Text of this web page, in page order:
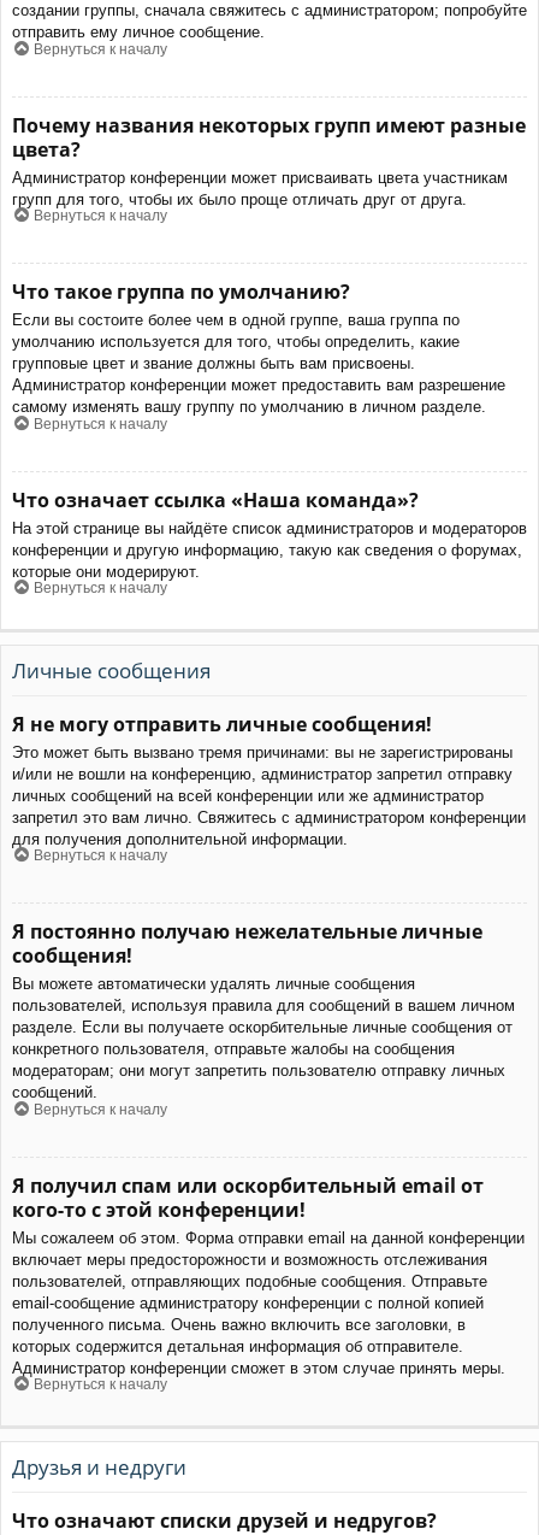
создании группы, сначала свяжитесь с администратором; попробуйте
отправить ему личное сообщение.
Вернуться к началу
Почему названия некоторых групп имеют разные
цвета?
Администратор конференции может присваивать цвета участникам
групп для того, чтобы их было проще отличать друг от друга.
Вернуться к началу
Что такое группа по умолчанию?
Если вы состоите более чем в одной группе, ваша группа по
умолчанию используется для того, чтобы определить, какие
групповые цвет и звание должны быть вам присвоены.
Администратор конференции может предоставить вам разрешение
самому изменять вашу группу по умолчанию в личном разделе.
Вернуться к началу
Что означает ссылка «Наша команда»?
На этой странице вы найдёте список администраторов и модераторов
конференции и другую информацию, такую как сведения о форумах,
которые они модерируют.
Вернуться к началу
Личные сообщения
Я не могу отправить личные сообщения!
Это может быть вызвано тремя причинами: вы не зарегистрированы
и/или не вошли на конференцию, администратор запретил отправку
личных сообщений на всей конференции или же администратор
запретил это вам лично. Свяжитесь с администратором конференции
для получения дополнительной информации.
Вернуться к началу
Я постоянно получаю нежелательные личные
сообщения!
Вы можете автоматически удалять личные сообщения
пользователей, используя правила для сообщений в вашем личном
разделе. Если вы получаете оскорбительные личные сообщения от
конкретного пользователя, отправьте жалобы на сообщения
модераторам; они могут запретить пользователю отправку личных
сообщений.
Вернуться к началу
Я получил спам или оскорбительный email от
кого-то с этой конференции!
Мы сожалеем об этом. Форма отправки email на данной конференции
включает меры предосторожности и возможность отслеживания
пользователей, отправляющих подобные сообщения. Отправьте
email-сообщение администратору конференции с полной копией
полученного письма. Очень важно включить все заголовки, в
которых содержится детальная информация об отправителе.
Администратор конференции сможет в этом случае принять меры.
Вернуться к началу
Друзья и недруги
Что означают списки друзей и недругов?